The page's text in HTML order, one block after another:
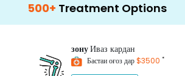
Treatment Options
зонуИваз кардан
Бастаи оғоз дар$3500 *